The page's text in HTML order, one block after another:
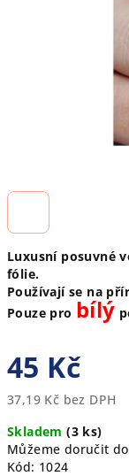
Luxusní posuvné
fólie.
Používají se na
Pouze pro bílý
45 Kč
37,19 Kč bez DPH
cena:
Skladem(3 ks)
Můžeme doručit
Kód: 1024